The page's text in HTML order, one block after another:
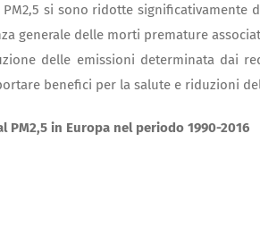
si sono ridotte significativamente
generale delle morti premature
delle emissioni determinata dai
benefici per la salute e riduzioni
in Europa nel periodo 1990-2016